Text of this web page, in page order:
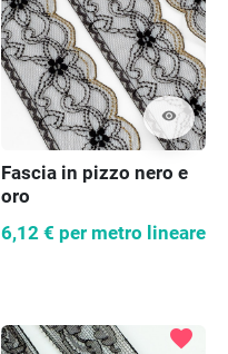
visibility
Fascia in pizzo nero e
oro
6,12 € per metro lineare
favorite